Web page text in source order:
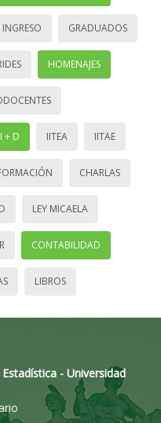
INGRESO GRADUADOS
HOMENAJES
I + D IITEA IITAE
CHARLAS
LEY MICAELA
CONTABILIDAD
LIBROS
- Universidad